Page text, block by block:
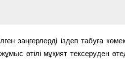
заңгерлерді іздеп табуға
өтілі мұқият тексеруден